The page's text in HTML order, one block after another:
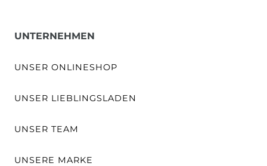
UNTERNEHMEN
UNSER ONLINESHOP
UNSER LIEBLINGSLADEN
UNSER TEAM
UNSERE MARKE